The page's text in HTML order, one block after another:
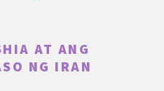
AT ANG
NG IRAN